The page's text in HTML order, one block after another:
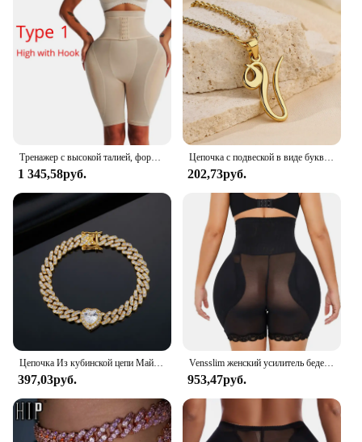
Тренажер с высокой талией, формирователь тела, мягкие трусики, ягодицы, усилитель бедер, формирователи ягодиц, бесшовные подтягивающие трусики для подтяжки ягодиц
1 345,58руб.
Цепочка с подвеской в виде букв алфавита для мужчин и женщин
202,73руб.
Цепочка Из кубинской цепи Майами 9 мм в стиле хип-хоп, украшенная искусственными фианитами, сверкающие ожерелья, браслет для мужчин и женщин, ювелирные изделия
397,03руб.
Vensslim женский усилитель бедер, формирователь тела, подтягивающее ягодицы, корректирующее белье, нижнее белье, тренажер с высокой талией, большие размеры, трусики с контролем живота
953,47руб.